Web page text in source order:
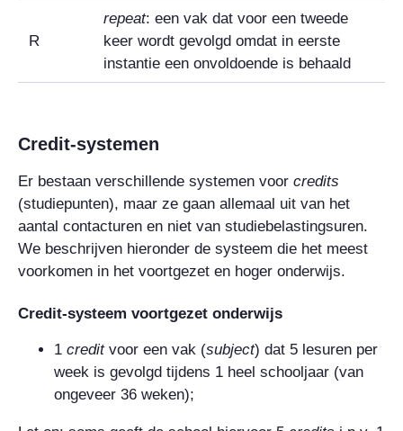
R
repeat: een vak dat voor een tweede
keer wordt gevolgd omdat in eerste
instantie een onvoldoende is behaald
Credit-systemen
Er bestaan verschillende systemen voor credits
(studiepunten), maar ze gaan allemaal uit van het
aantal contacturen en niet van studiebelastingsuren.
We beschrijven hieronder de systeem die het meest
voorkomen in het voortgezet en hoger onderwijs.
Credit-systeem voortgezet onderwijs
1 creditvoor een vak (subject) dat 5 lesuren per
week is gevolgd tijdens 1 heel schooljaar (van
ongeveer 36 weken);